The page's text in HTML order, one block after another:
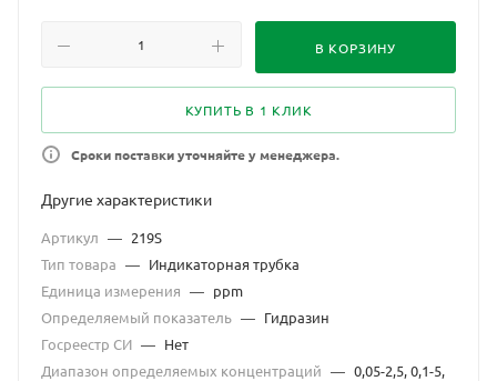
В КОРЗИНУ
КУПИТЬ В 1 КЛИК
Сроки поставки уточняйте у менеджера.
Другие характеристики
Артикул — 219S
Тип товара — Индикаторная трубка
Единица измерения — ppm
Определяемый показатель — Гидразин
Госреестр СИ — Нет
Диапазон определяемых концентраций — 0,05-2,5, 0,1-5,